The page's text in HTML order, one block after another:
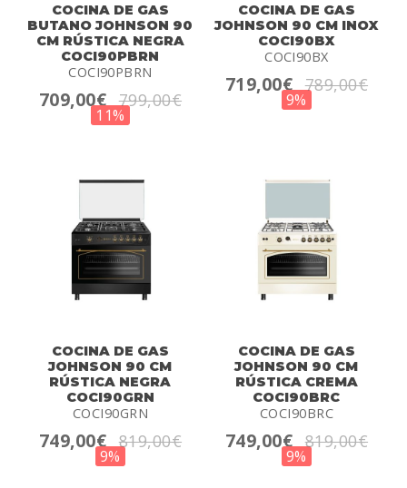
COCINA DE GAS
BUTANO JOHNSON 90
CM RÚSTICA NEGRA
COCI90PBRN
COCI90PBRN
709,00€ 799,00€
11%
COCINA DE GAS
JOHNSON 90 CM INOX
COCI90BX
COCI90BX
719,00€ 789,00€
9%
COCINA DE GAS
JOHNSON 90 CM
RÚSTICA NEGRA
COCI90GRN
COCI90GRN
749,00€ 819,00€
9%
COCINA DE GAS
JOHNSON 90 CM
RÚSTICA CREMA
COCI90BRC
COCI90BRC
749,00€ 819,00€
9%